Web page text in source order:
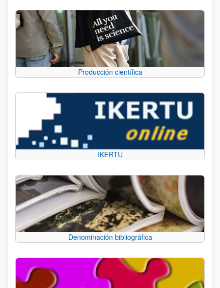
Producción científica
IKERTU
Denominación bibliográfica